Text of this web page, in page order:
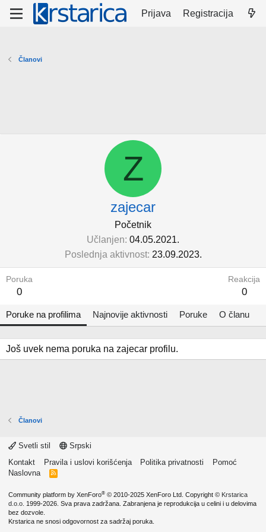
Prijava Registracija
Članovi
Z
zajecar
Početnik
Učlanjen 04.05.2021.
Poslednja aktivnost 23.09.2023.
Poruka
0
Reakcija
0
Poruke na profilima Najnovije aktivnosti Poruke O članu
Još uvek nema poruka na zajecar profilu.
Članovi
Svetli stil
Srpski
Kontakt
Pravila i uslovi korišćenja Politika privatnosti
Pomoć
Naslovna
R
Community platform by XenForo® © 2010-2025 XenForo Ltd. Copyright © Krstarica
d.o.o. 1999-2026. Sva prava zadržana. Zabranjena je reprodukcija u celini i u delovima
bez dozvole.
Krstarica ne snosi odgovornost za sadržaj poruka.